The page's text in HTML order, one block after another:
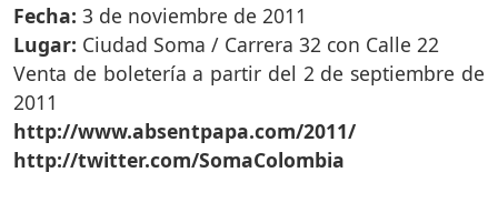
Fecha: 3 de noviembre de 2011
Lugar: Ciudad Soma / Carrera 32 con Calle 22
Venta de boletería a partir del 2 de septiembre de
2011
http://www.absentpapa.com/2011/
http://twitter.com/SomaColombia